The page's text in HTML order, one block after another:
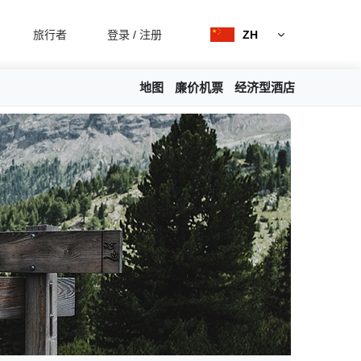
旅行者 登录 / 注册 ZH
地图 廉价机票 经济型酒店